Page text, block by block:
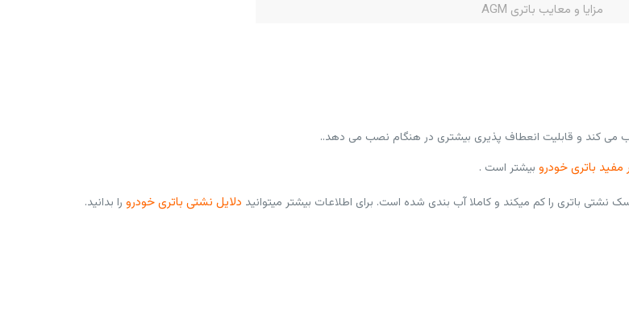
مزایا و معایب باتری AGM
می کند و قابلیت انعطاف پذیری بیشتری در هنگام نصب می دهد..
مفید باتری خودرو بیشتر است .
دلایل نشتی باتری خودرو را بدانید.